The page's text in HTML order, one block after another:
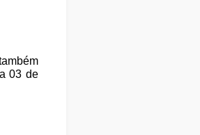
03 de